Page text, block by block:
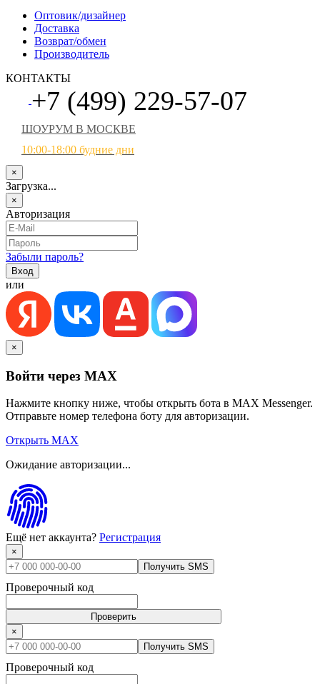
Оптовик/дизайнер
Доставка
Возврат/обмен
Производитель
КОНТАКТЫ
+7 (499) 229-57-07
ШОУРУМ В МОСКВЕ
10:00-18:00 будние дни
×
Загрузка...
×
Авторизация
Забыли пароль?
или
×
Войти через MAX
Нажмите кнопку ниже, чтобы открыть бота в MAX Messenger.
Отправьте номер телефона боту для авторизации.
Открыть MAX
Ожидание авторизации...
Ещё нет аккаунта? Регистрация
×
Получить SMS
Проверочный код
Проверить
×
Получить SMS
Проверочный код